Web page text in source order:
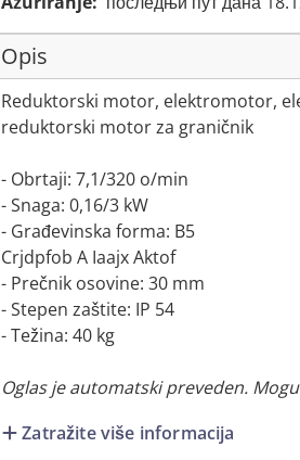
Opis
Reduktorski motor, elektromotor,
reduktorski motor za graničnik
- Obrtaji: 7,1/320 o/min
- Snaga: 0,16/3 kW
- Građevinska forma: B5
Crjdpfob A Iaajx Aktof
- Prečnik osovine: 30 mm
- Stepen zaštite: IP 54
- Težina: 40 kg
Oglas je automatski preveden.
Zatražite više informacija